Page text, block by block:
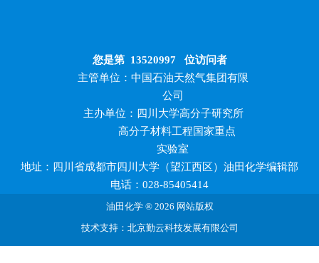
您是第 13520997位访问者
主管单位：中国石油天然气集团有限
公司
主办单位：四川大学高分子研究所
高分子材料工程国家重点
实验室
地址：四川省成都市四川大学（望江西区）油田化学编辑部
电话：028-85405414
油田化学 ® 2026 网站版权
技术支持：北京勤云科技发展有限公司